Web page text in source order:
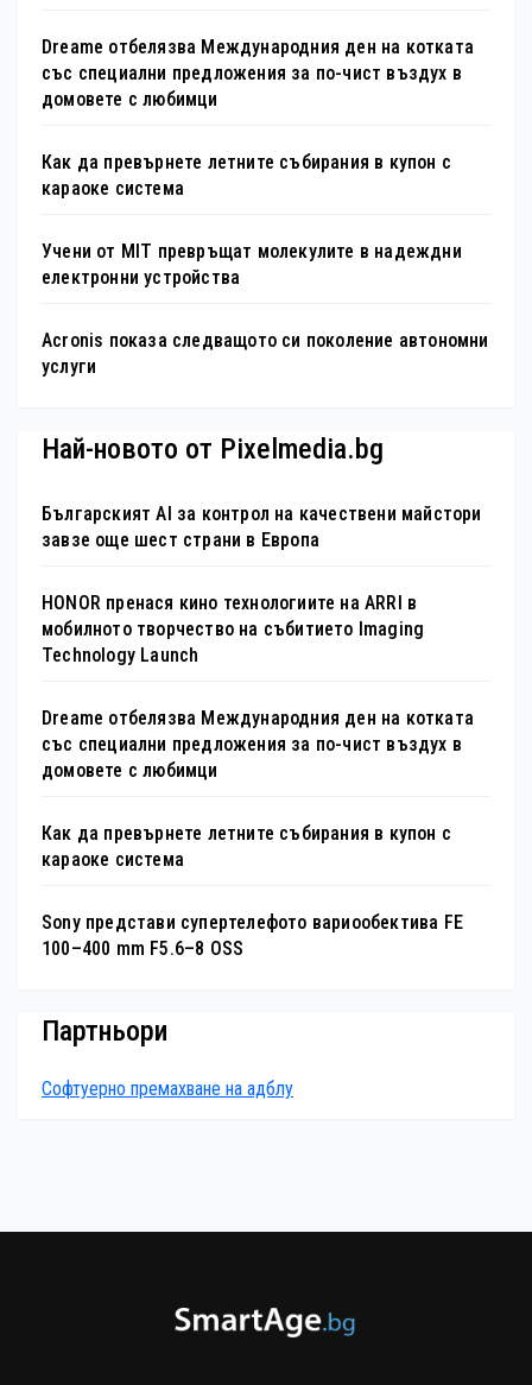
Dreame отбелязва Международния ден на котката
със специални предложения за по-чист въздух в
домовете с любимци
Как да превърнете летните събирания в купон с
караоке система
Учени от MIT превръщат молекулите в надеждни
електронни устройства
Acronis показа следващото си поколение автономни
услуги
Най-новото от Pixelmedia.bg
Българският AI за контрол на качествени майстори
завзе още шест страни в Европа
HONOR пренася кино технологиите на ARRI в
мобилното творчество на събитието Imaging
Technology Launch
Dreame отбелязва Международния ден на котката
със специални предложения за по-чист въздух в
домовете с любимци
Как да превърнете летните събирания в купон с
караоке система
Sony представи супертелефото вариообектива FE
100–400 mm F5.6–8 OSS
Партньори
Софтуерно премахване на адблу